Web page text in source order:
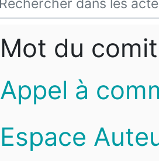
Mot du
Appel à
Espace